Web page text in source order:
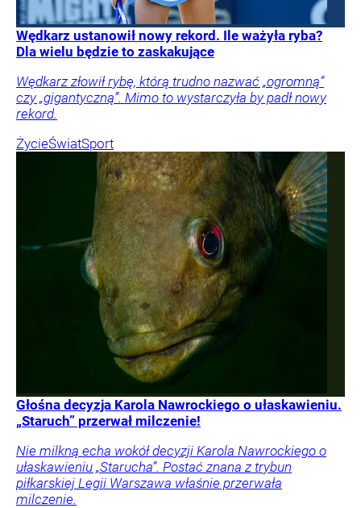
Wędkarz ustanowił nowy rekord. Ile ważyła ryba?
Dla wielu będzie to zaskakujące
Wędkarz złowił rybę, którą trudno nazwać „ogromną”
czy „gigantyczną”. Mimo to wystarczyła by padł nowy
rekord.
ŻycieŚwiatSport
Głośna decyzja Karola Nawrockiego o ułaskawieniu.
„Staruch” przerwał milczenie!
Nie milkną echa wokół decyzji Karola Nawrockiego o
ułaskawieniu „Starucha”. Postać znana z trybun
piłkarskiej Legii Warszawa właśnie przerwała
milczenie.